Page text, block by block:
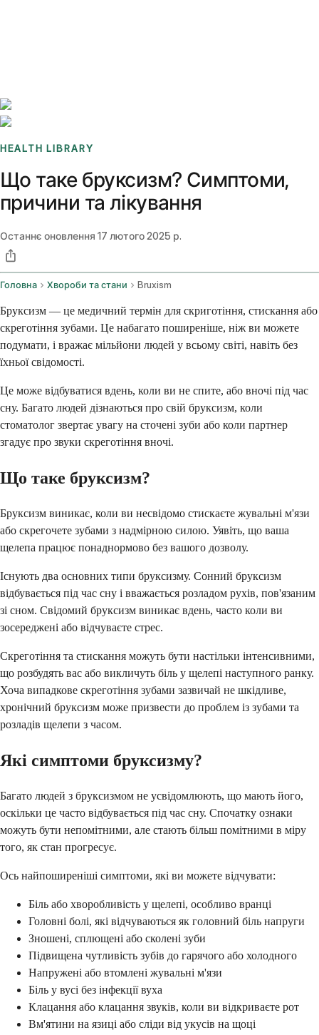
HEALTH LIBRARY
Що таке бруксизм? Симптоми,
причини та лікування
Останнє оновлення 17 лютого 2025 р.
Головна Хвороби та стани Bruxism
Бруксизм — це медичний термін для скриготіння, стискання або
скреготіння зубами. Це набагато поширеніше, ніж ви можете
подумати, і вражає мільйони людей у всьому світі, навіть без
їхньої свідомості.
Це може відбуватися вдень, коли ви не спите, або вночі під час
сну. Багато людей дізнаються про свій бруксизм, коли
стоматолог звертає увагу на сточені зуби або коли партнер
згадує про звуки скреготіння вночі.
Що таке бруксизм?
Бруксизм виникає, коли ви несвідомо стискаєте жувальні м'язи
або скрегочете зубами з надмірною силою. Уявіть, що ваша
щелепа працює понаднормово без вашого дозволу.
Існують два основних типи бруксизму. Сонний бруксизм
відбувається під час сну і вважається розладом рухів, пов'язаним
зі сном. Свідомий бруксизм виникає вдень, часто коли ви
зосереджені або відчуваєте стрес.
Скреготіння та стискання можуть бути настільки інтенсивними,
що розбудять вас або викличуть біль у щелепі наступного ранку.
Хоча випадкове скреготіння зубами зазвичай не шкідливе,
хронічний бруксизм може призвести до проблем із зубами та
розладів щелепи з часом.
Які симптоми бруксизму?
Багато людей з бруксизмом не усвідомлюють, що мають його,
оскільки це часто відбувається під час сну. Спочатку ознаки
можуть бути непомітними, але стають більш помітними в міру
того, як стан прогресує.
Ось найпоширеніші симптоми, які ви можете відчувати:
Біль або хворобливість у щелепі, особливо вранці
Головні болі, які відчуваються як головний біль напруги
Зношені, сплющені або сколені зуби
Підвищена чутливість зубів до гарячого або холодного
Напружені або втомлені жувальні м'язи
Біль у вусі без інфекції вуха
Клацання або клацання звуків, коли ви відкриваєте рот
Вм'ятини на язиці або сліди від укусів на щоці